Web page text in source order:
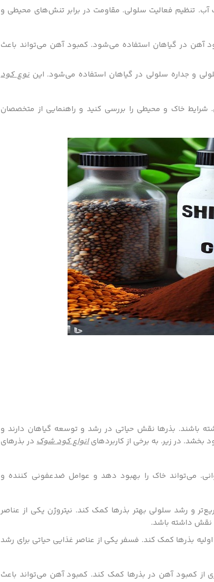
تنظیم فعالیت سلولی. مقاومت در برابر تنش‌های محیطی و
در گیاهان استفاده می‌شود. کمبود آهن می‌تواند باعث
و جداره سلولی در گیاهان استفاده می‌شود. ایننوع کود
شرایط خاک و محیطی را بررسی کنید و راهنمایی از متخصصان
باشند. بذرها نقش حیاتی در رشد و توسعه گیاهان دارند و
بخشد. در زیر. به برخی از کاربردهایانواع کود شوکدر بذرهای
می‌تواند خاک را بهبود دهد و عوامل ضد‌عفونی کننده و
و رشد سلولی بهتر بذرها کمک کند. نیتروژن یکی از عناصر
نقش داشته باشد.
بذرها کمک کند. فسفر یکی از عناصر غذایی حیاتی برای رشد
از کمبود آهن در بذرها کمک کند. کمبود آهن می‌تواند باعث